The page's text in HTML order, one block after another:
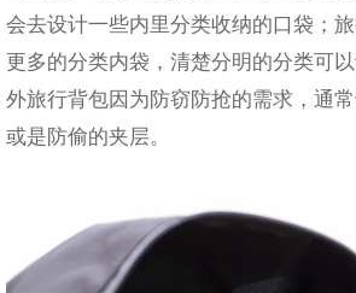
会去设计一些内里分类收纳的口袋；
更多的分类内袋，清楚分明的分类可
外旅行背包因为防窃防抢的需求，通
或是防偷的夹层。